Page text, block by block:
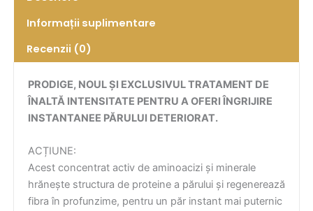
Informații suplimentare
Recenzii (0)
PRODIGE, NOUL ȘI EXCLUSIVUL TRATAMENT DE
ÎNALTĂ INTENSITATE PENTRU A OFERI ÎNGRIJIRE
INSTANTANEE PĂRULUI DETERIORAT.
ACȚIUNE:
Acest concentrat activ de aminoacizi și minerale
hrănește structura de proteine a părului și regenerează
fibra în profunzime, pentru un păr instant mai puternic